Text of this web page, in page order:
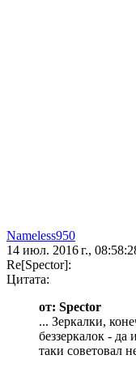
Nameless950
14 июл. 2016 г.,
Re[Spector]:
Цитата:
от: Spector
... Зеркалки,
беззеркалок - да
таки советовал